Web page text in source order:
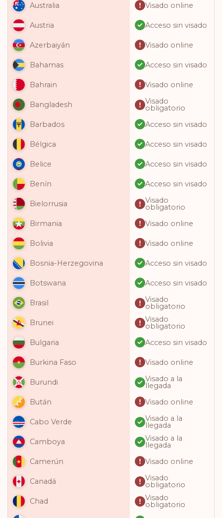
Australia
Visado online
Austria Acceso sin visado
Azerbaiyán Visado online
Bahamas Acceso sin visado
Bahrain Visado online
Bangladesh Visado
obligatorio
Barbados
Acceso sin visado
Bélgica Acceso sin visado
Belice Acceso sin visado
Benín Acceso sin visado
Bielorrusia Visado
obligatorio
Birmania
Visado online
Bolivia Visado online
Bosnia-Herzegovina Acceso sin visado
Botswana Acceso sin visado
Brasil Visado
obligatorio
Brunei
Visado
obligatorio
Bulgaria
Acceso sin visado
Burkina Faso Visado online
Burundi Visado a la
llegada
Bután
Visado online
Cabo Verde Visado a la
llegada
Camboya
Visado a la
llegada
Camerún
Visado online
Canadá Visado
obligatorio
Chad
Visado
obligatorio